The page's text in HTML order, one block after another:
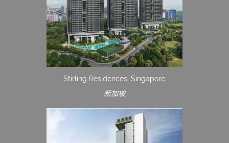
Stirling Residences, Singapore
新加坡